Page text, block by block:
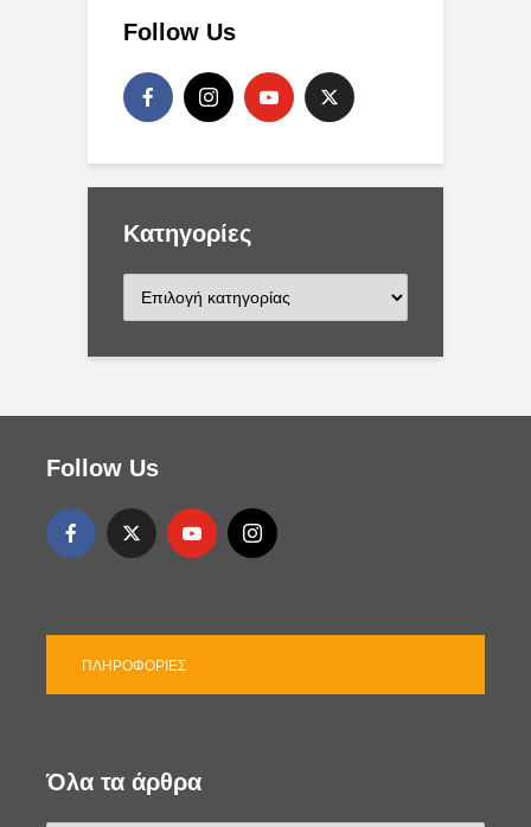
Follow Us
Kατηγορίες
η
Follow Us
ΠΛΗΡΟΦΟΡΊΕΣ
Όλα τα άρθρα